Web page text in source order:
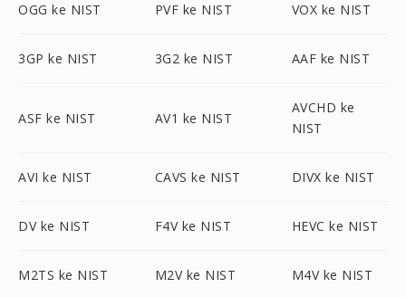
OGG ke NIST PVF ke NIST VOX ke NIST
3GP ke NIST 3G2 ke NIST AAF ke NIST
ASF ke NIST AV1 ke NIST
AVCHD ke
NIST
AVI ke NIST CAVS ke NIST DIVX ke NIST
DV ke NIST F4V ke NIST HEVC ke NIST
M2TS ke NIST M2V ke NIST M4V ke NIST